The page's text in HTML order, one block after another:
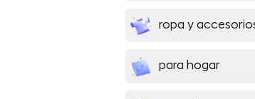
ropa y
para hogar